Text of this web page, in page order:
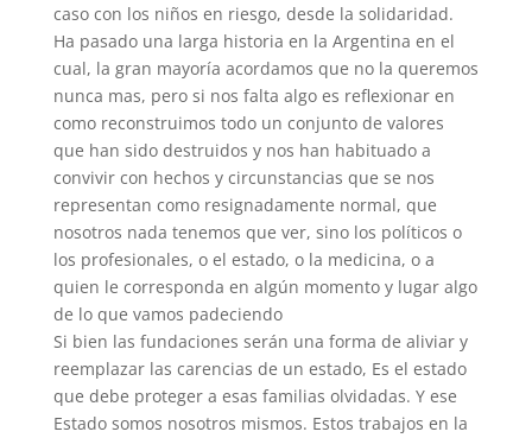
caso con los niños en riesgo, desde la solidaridad.
Ha pasado una larga historia en la Argentina en el
cual, la gran mayoría acordamos que no la queremos
nunca mas, pero si nos falta algo es reflexionar en
como reconstruimos todo un conjunto de valores
que han sido destruidos y nos han habituado a
convivir con hechos y circunstancias que se nos
representan como resignadamente normal, que
nosotros nada tenemos que ver, sino los políticos o
los profesionales, o el estado, o la medicina, o a
quien le corresponda en algún momento y lugar algo
de lo que vamos padeciendo
Si bien las fundaciones serán una forma de aliviar y
reemplazar las carencias de un estado, Es el estado
que debe proteger a esas familias olvidadas. Y ese
Estado somos nosotros mismos. Estos trabajos en la